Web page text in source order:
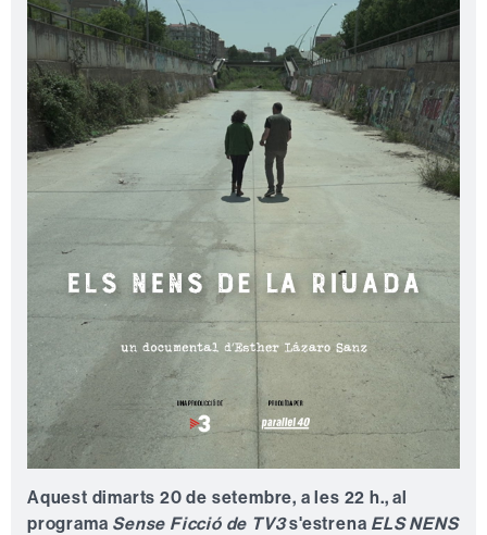
Aquest dimarts 20 de setembre, a les 22 h., al
programa Sense Ficcióde TV3s'estrena ELS NENS